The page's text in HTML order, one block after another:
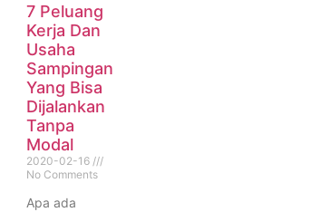
7 Peluang
Kerja Dan
Usaha
Sampingan
Yang Bisa
Dijalankan
Tanpa
Modal
2020-02-16
No Comments
Apa ada